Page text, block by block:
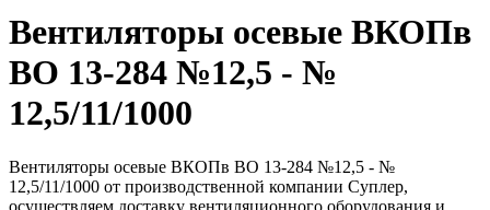
Вентиляторы осевые ВКОПв
ВО 13-284 №12,5 - №
12,5/11/1000
Вентиляторы осевые ВКОПв ВО 13-284 №12,5 - №
12,5/11/1000 от производственной компании Суплер,
осуществляем доставку вентиляционного оборудования и